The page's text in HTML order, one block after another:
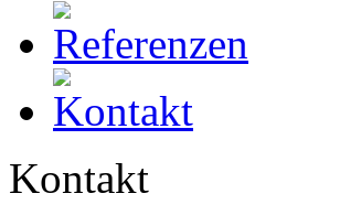
Kontakt